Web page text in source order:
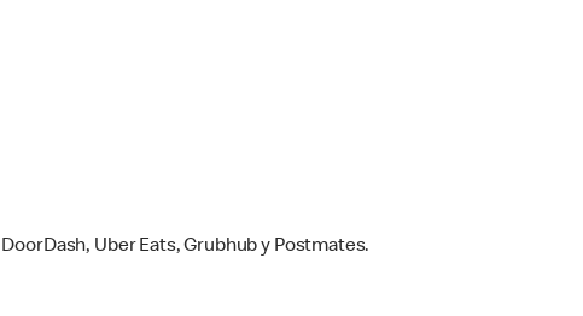
Uber Eats, Grubhub y Postmates.